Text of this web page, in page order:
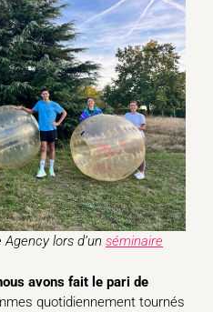
lors d’un séminaire
avons fait le pari de
quotidiennement tournés